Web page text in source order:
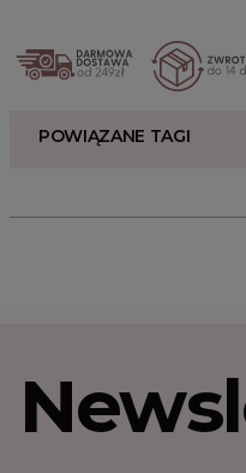
POWIĄZANE TAGI